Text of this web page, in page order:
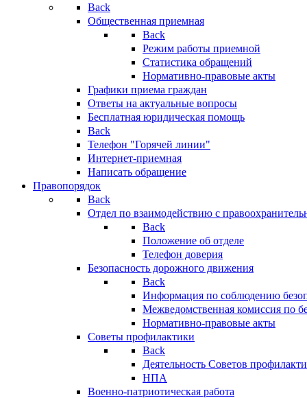
Back
Общественная приемная
Back
Режим работы приемной
Статистика обращений
Нормативно-правовые акты
Графики приема граждан
Ответы на актуальные вопросы
Бесплатная юридическая помощь
Back
Телефон "Горячей линии"
Интернет-приемная
Написать обращение
Правопорядок
Back
Отдел по взаимодействию с
Back
Положение об отделе
Телефон доверия
Безопасность дорожного движения
Back
Информация по соблюдению
Межведомственная комиссия по
Нормативно-правовые акты
Советы профилактики
Back
Деятельность Советов
НПА
Военно-патриотическая работа